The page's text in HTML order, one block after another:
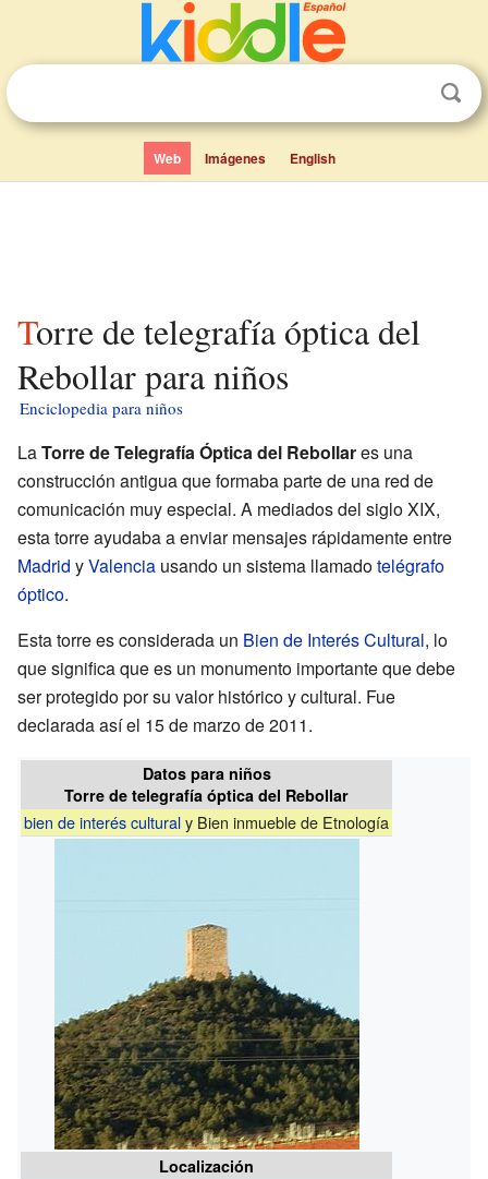
Web Imágenes English
Torre de telegrafía óptica del
Rebollar para niños
Enciclopedia para niños
LaTorre de Telegrafía Óptica del Rebollares una
construcción antigua que formaba parte de una red de
comunicación muy especial. A mediados del siglo XIX,
esta torre ayudaba a enviar mensajes rápidamente entre
Madrid yValencia usando un sistema llamadotelégrafo
óptico.
Esta torre es considerada un Bien de Interés Cultural, lo
que significa que es un monumento importante que debe
ser protegido por su valor histórico y cultural. Fue
declarada así el 15 de marzo de 2011.
Datos para niños
Torre de telegrafía óptica del Rebollar
bien de interés culturaly Bien inmueble de Etnología
Localización